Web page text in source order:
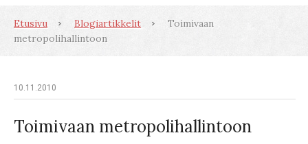
Etusivu Blogiartikkelit
Toimivaan
metropolihallintoon
10.11.2010
Toimivaan metropolihallintoon